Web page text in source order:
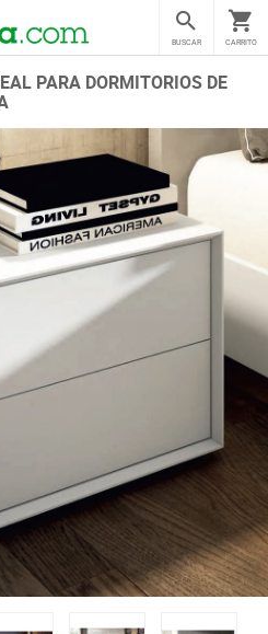
CARRITO
BUSCAR
PARA DORMITORIOS DE